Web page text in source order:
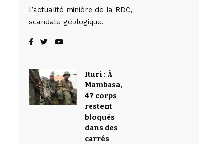
l’actualité minière de la RDC,
scandale géologique.
Ituri : À
Mambasa,
47 corps
restent
bloqués
dans des
carrés